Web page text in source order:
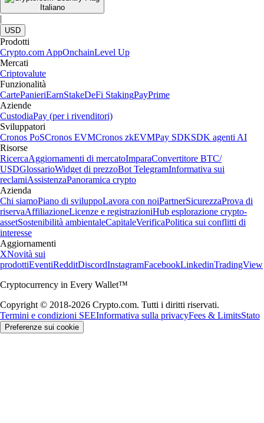
Italiano
|
USD
Prodotti
Crypto.com AppOnchainLevel Up
Mercati
Criptovalute
Funzionalità
CartePanieriEarnStakeDeFi StakingPayPrime
Aziende
CustodiaPay (per i rivenditori)
Sviluppatori
Cronos PoSCronos EVMCronos zkEVMPay SDKSDK agenti AI
Risorse
RicercaAggiornamenti di mercatoImparaConvertitore BTC/
USDGlossarioWidget di prezzoBot TelegramInformativa sui
reclamiAssistenzaPanoramica crypto
Azienda
Chi siamoPiano di sviluppoLavora con noiPartnerSicurezzaProva di
riservaAffiliazioneLicenze e registrazioniHub esplorazione crypto-
assetSostenibilità ambientaleCapitaleVerificaPolitica sui conflitti di
interesse
Aggiornamenti
XNovità sui
prodottiEventiRedditDiscordInstagramFacebookLinkedinTradingView
Cryptocurrency in Every Wallet™
Copyright © 2018-2026 Crypto.com. Tutti i diritti riservati.
Termini e condizioni SEEInformativa sulla privacyFees & LimitsStato
Preferenze sui cookie